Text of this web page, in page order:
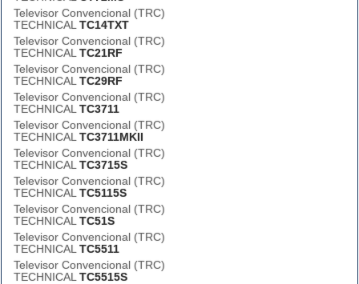
Televisor Convencional (TRC)
TECHNICAL TC14TXT
Televisor Convencional (TRC)
TECHNICAL TC21RF
Televisor Convencional (TRC)
TECHNICAL TC29RF
Televisor Convencional (TRC)
TECHNICAL TC3711
Televisor Convencional (TRC)
TECHNICAL TC3711MKII
Televisor Convencional (TRC)
TECHNICAL TC3715S
Televisor Convencional (TRC)
TECHNICAL TC5115S
Televisor Convencional (TRC)
TECHNICAL TC51S
Televisor Convencional (TRC)
TECHNICAL TC5511
Televisor Convencional (TRC)
TECHNICAL TC5515S